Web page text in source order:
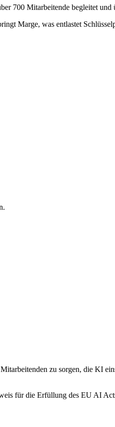
700 Mitarbeitende begleitet
Marge, was entlastet
zu sorgen, die KI
für die Erfüllung des EU AI